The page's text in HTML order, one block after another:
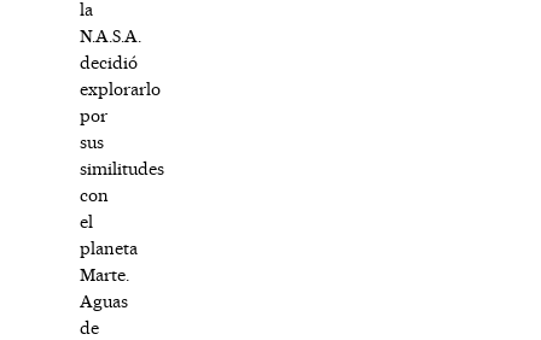
la
N.A.S.A.
decidió
explorarlo
por
sus
similitudes
con
el
planeta
Marte.
Aguas
de